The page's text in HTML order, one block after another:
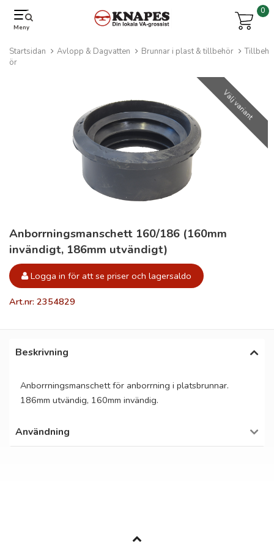
Meny
0
Startsidan Avlopp & Dagvatten Brunnar i plast & tillbehör
Tillbeh
ör
Välj variant
Anborrningsmanschett 160/186 (160mm
invändigt, 186mm utvändigt)
Logga in för att se priser och lagersaldo
Art.nr: 2354829
Beskrivning
Anborrningsmanschett för anborrning i platsbrunnar.
186mm utvändig, 160mm invändig.
Användning